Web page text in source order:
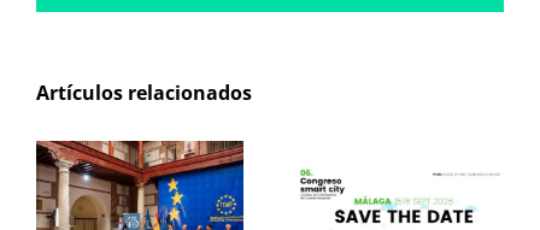
Artículos relacionados